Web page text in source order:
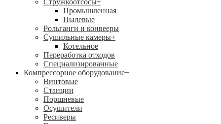
Стружкоотсосы+
Промышленная
Пылевые
Рольганги и конвееры
Сушильные камеры+
Котельное
Переработка отходов
Специализированные
Компрессорное оборудование+
Винтовые
Станции
Поршневые
Осушители
Ресиверы